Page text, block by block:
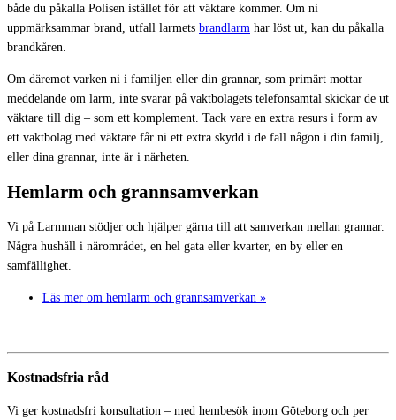
både du påkalla Polisen istället för att väktare kommer. Om ni
uppmärksammar brand, utfall larmets brandlarm har löst ut, kan du påkalla
brandkåren.
Om däremot varken ni i familjen eller din grannar, som primärt mottar
meddelande om larm, inte svarar på vaktbolagets telefonsamtal skickar de ut
väktare till dig – som ett komplement. Tack vare en extra resurs i form av
ett vaktbolag med väktare får ni ett extra skydd i de fall någon i din familj,
eller dina grannar, inte är i närheten.
Hemlarm och grannsamverkan
Vi på Larmman stödjer och hjälper gärna till att samverkan mellan grannar.
Några hushåll i närområdet, en hel gata eller kvarter, en by eller en
samfällighet.
Läs mer om hemlarm och grannsamverkan »
Kostnadsfria råd
Vi ger kostnadsfri konsultation – med hembesök inom Göteborg och per